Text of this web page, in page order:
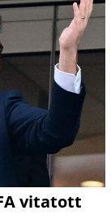
vitatott